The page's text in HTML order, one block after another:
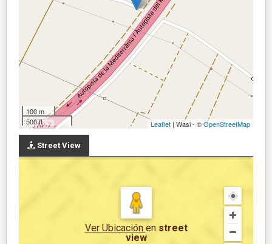
100 m
500 ft
Leaflet | Wasi - ©OpenStreetMap
Street View
Ver Ubicación en street
view